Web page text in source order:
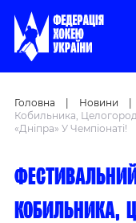
Головна Новини
Кобильника,
«Дніпра» У Чемпіонаті!
Кобильника,